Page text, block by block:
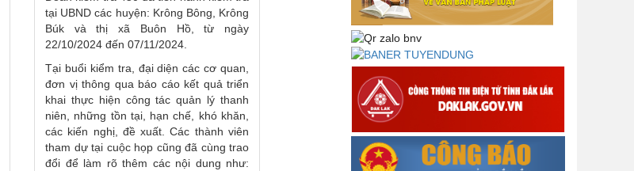
tại UBND các huyện: Krông Bông, Krông
Búk và thị xã Buôn Hồ, từ ngày
22/10/2024 đến 07/11/2024.
Tại buổi kiểm tra, đại diện các cơ quan,
đơn vị thông qua báo cáo kết quả triển
khai thực hiện công tác quản lý thanh
niên, những tồn tại, hạn chế, khó khăn,
các kiến nghị, đề xuất. Các thành viên
tham dự tại cuộc họp cũng đã cùng trao
đổi để làm rõ thêm các nội dung như:
TỈNH ĐĂK LẮK -
Lấy ý kiến dự thảo Quyết định quy
phạm pháp luật quy định về thành
lập, tổ chức và hoạt động của tổ
chức phối hợp liên ngành
Thông báo về việc tải biểu mẫu
báo cáo kết quả 06 năm thực hiện
Nghị quyết số 18-NQ/TW và Nghị
quyết số 19-NQ/TW